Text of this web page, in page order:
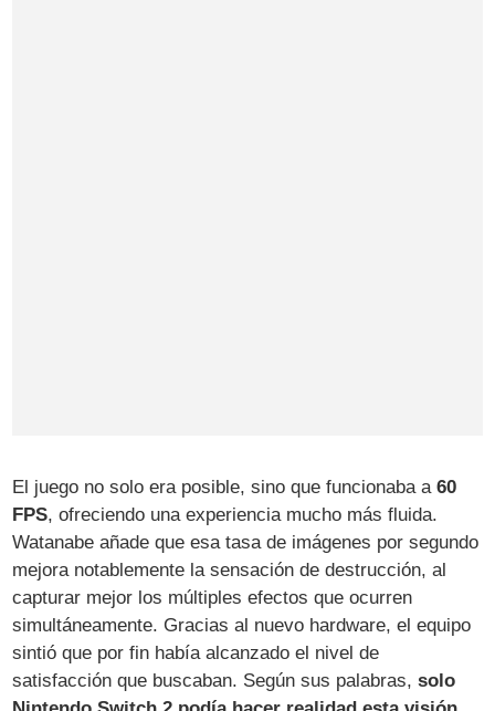
El juego no solo era posible, sino que funcionaba a60
FPS, ofreciendo una experiencia mucho más fluida.
Watanabe añade que esa tasa de imágenes por segundo
mejora notablemente la sensación de destrucción, al
capturar mejor los múltiples efectos que ocurren
simultáneamente. Gracias al nuevo hardware, el equipo
sintió que por fin había alcanzado el nivel de
satisfacción que buscaban. Según sus palabras,solo